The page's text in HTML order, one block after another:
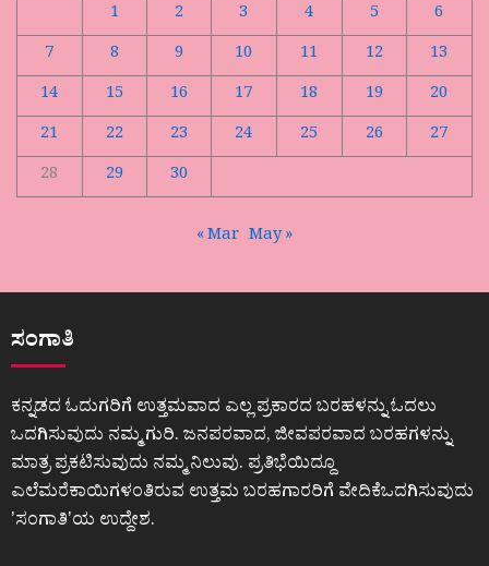
1
2 3 4 5
6
7
8 9 10 11 12
13
14
15 16 17 18 19
20
21
22 23 24 25 26
27
28
29 30
« Mar May »
ಸಂಗಾತಿ
ಕನ್ನಡದ ಓದುಗರಿಗೆ ಉತ್ತಮವಾದ ಎಲ್ಲ ಪ್ರಕಾರದ ಬರಹಳನ್ನು ಓದಲು
ಒದಗಿಸುವುದು ನಮ್ಮ ಗುರಿ. ಜನಪರವಾದ, ಜೀವಪರವಾದ ಬರಹಗಳನ್ನು
ಮಾತ್ರ ಪ್ರಕಟಿಸುವುದು ನಮ್ಮ ನಿಲುವು. ಪ್ರತಿಭೆಯಿದ್ದೂ
ಎಲೆಮರೆಕಾಯಿಗಳಂತಿರುವ ಉತ್ತಮ ಬರಹಗಾರರಿಗೆ ವೇದಿಕೆಒದಗಿಸುವುದು
ʼಸಂಗಾತಿʼಯ ಉದ್ದೇಶ.